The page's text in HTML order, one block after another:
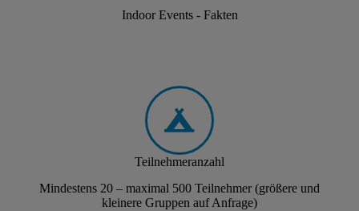
Indoor Events - Fakten
Teilnehmeranzahl
Mindestens 20 – maximal 500 Teilnehmer (größere und
kleinere Gruppen auf Anfrage)